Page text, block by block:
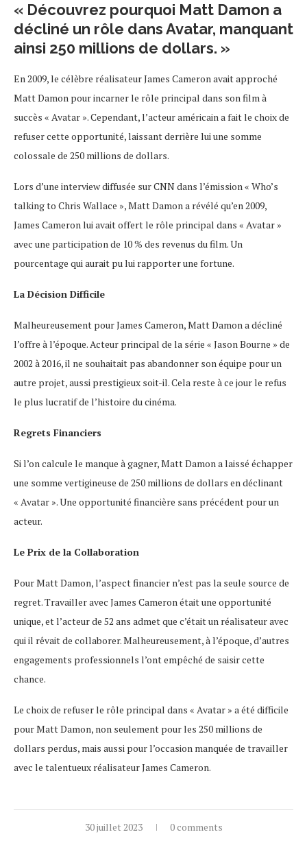
« Découvrez pourquoi Matt Damon a
décliné un rôle dans Avatar, manquant
ainsi 250 millions de dollars. »
En 2009, le célèbre réalisateur James Cameron avait approché
Matt Damon pour incarner le rôle principal dans son film à
succès « Avatar ». Cependant, l’acteur américain a fait le choix de
refuser cette opportunité, laissant derrière lui une somme
colossale de 250 millions de dollars.
Lors d’une interview diffusée sur CNN dans l’émission « Who’s
talking to Chris Wallace », Matt Damon a révélé qu’en 2009,
James Cameron lui avait offert le rôle principal dans « Avatar »
avec une participation de 10 % des revenus du film. Un
pourcentage qui aurait pu lui rapporter une fortune.
La Décision Difficile
Malheureusement pour James Cameron, Matt Damon a décliné
l’offre à l’époque. Acteur principal de la série « Jason Bourne » de
2002 à 2016, il ne souhaitait pas abandonner son équipe pour un
autre projet, aussi prestigieux soit-il. Cela reste à ce jour le refus
le plus lucratif de l’histoire du cinéma.
Regrets Financiers
Si l’on calcule le manque à gagner, Matt Damon a laissé échapper
une somme vertigineuse de 250 millions de dollars en déclinant
« Avatar ». Une opportunité financière sans précédent pour un
acteur.
Le Prix de la Collaboration
Pour Matt Damon, l’aspect financier n’est pas la seule source de
regret. Travailler avec James Cameron était une opportunité
unique, et l’acteur de 52 ans admet que c’était un réalisateur avec
qui il rêvait de collaborer. Malheureusement, à l’époque, d’autres
engagements professionnels l’ont empêché de saisir cette
chance.
Le choix de refuser le rôle principal dans « Avatar » a été difficile
pour Matt Damon, non seulement pour les 250 millions de
dollars perdus, mais aussi pour l’occasion manquée de travailler
avec le talentueux réalisateur James Cameron.
30 juillet 2023 0 comments